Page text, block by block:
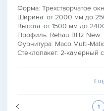
Форма: Трехстворчатое
Ширина: от 2000 мм до
Высота: от 1500 мм до
Профиль: Rehau Blitz New
Фурнитура: Maco Multi-
Стеклопакет: 2-камерный
1